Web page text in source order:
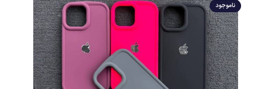
ناموجود